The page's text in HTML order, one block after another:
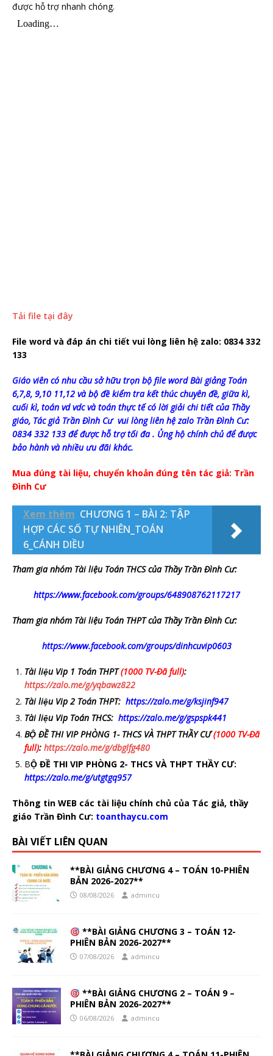
được hỗ trợ nhanh chóng.
Tải file tại đây
File word và đáp án chi tiết vui lòng liên hệ zalo: 0834 332
133
Giáo viên có nhu cầu sở hữu trọn bộ file word Bài giảng Toán
6,7,8, 9,10 11,12 và bộ đề kiểm tra kết thúc chuyên đề, giữa kì,
cuối kì, toán vd vdc và toán thực tế có lời giải chi tiết của Thầy
giáo, Tác giả Trần Đình Cư vui lòng liên hệ zalo Trần Đình Cư:
0834 332 133 để được hỗ trợ tối đa . Ủng hộ chính chủ để được
bảo hành và nhiều ưu đãi khác.
Mua đúng tài liệu, chuyển khoản đúng tên tác giả: Trần
Đình Cư
Xem thêm CHƯƠNG 1 – BÀI 2: TẬP
HỢP CÁC SỐ TỰ NHIÊN_TOÁN
6_CÁNH DIỀU
Tham gia nhóm Tài liệu Toán THCS của Thầy Trần Đình Cư:
https://www.facebook.com/groups/648908762117217
Tham gia nhóm Tài liệu Toán THPT của Thầy Trần Đình Cư:
https://www.facebook.com/groups/dinhcuvip0603
Tài liệu Vip 1 Toán THPT(1000 TV-Đã full):
https://zalo.me/g/yqbawz822
Tài liệu Vip 2 Toán THPT: https://zalo.me/g/ksjinf947
Tài liệu Vip Toán THCS: https://zalo.me/g/gspspk441
BỘ ĐỀ THI VIP PHÒNG 1- THCS VÀ THPT THẦY CƯ(1000 TV-Đã
full): https://zalo.me/g/dbglfg480
BỘ ĐỀ THI VIP PHÒNG 2- THCS VÀ THPT THẦY CƯ:
https://zalo.me/g/utgtgq957
Thông tin WEB các tài liệu chính chủ của Tác giả, thầy
giáo Trần Đình Cư: toanthaycu.com
BÀI VIẾT LIÊN QUAN
**BÀI GIẢNG CHƯƠNG 4 – TOÁN 10-PHIÊN
BẢN 2026-2027**
08/08/2026 admincu
**BÀI GIẢNG CHƯƠNG 3 – TOÁN 12-
PHIÊN BẢN 2026-2027**
07/08/2026 admincu
**BÀI GIẢNG CHƯƠNG 2 – TOÁN 9 –
PHIÊN BẢN 2026-2027**
06/08/2026 admincu